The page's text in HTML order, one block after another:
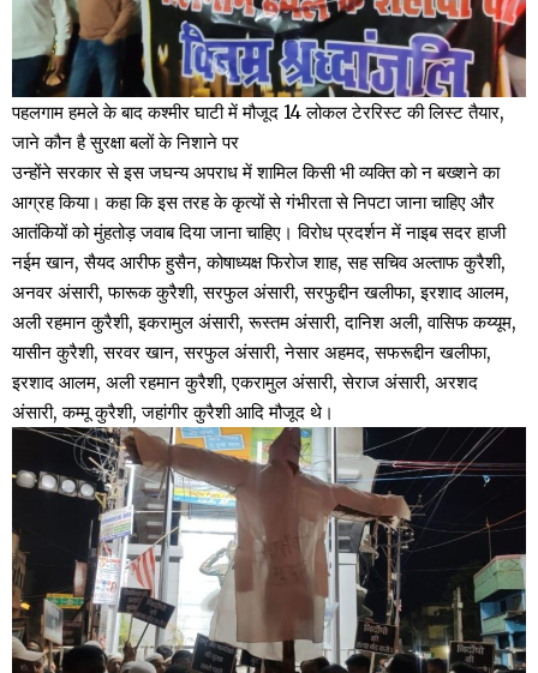
पहलगाम हमले के बाद कश्मीर घाटी में मौजूद 14 लोकल टेररिस्ट की लिस्ट तैयार,
जाने कौन है सुरक्षा बलों के निशाने पर
उन्होंने सरकार से इस जघन्य अपराध में शामिल किसी भी व्यक्ति को न बख्शने का
आग्रह किया। कहा कि इस तरह के कृत्यों से गंभीरता से निपटा जाना चाहिए और
आतंकियों को मुंहतोड़ जवाब दिया जाना चाहिए। विरोध प्रदर्शन में नाइब सदर हाजी
नईम खान, सैयद आरीफ हुसैन, कोषाध्यक्ष फिरोज शाह, सह सचिव अल्ताफ कुरैशी,
अनवर अंसारी, फारूक कुरैशी, सरफुल अंसारी, सरफुद्दीन खलीफा, इरशाद आलम,
अली रहमान कुरैशी, इकरामुल अंसारी, रूस्तम अंसारी, दानिश अली, वासिफ कय्यूम,
यासीन कुरैशी, सरवर खान, सरफुल अंसारी, नेसार अहमद, सफरूद्दीन खलीफा,
इरशाद आलम, अली रहमान कुरैशी, एकरामुल अंसारी, सेराज अंसारी, अरशद
अंसारी, कम्मू कुरैशी, जहांगीर कुरैशी आदि मौजूद थे।